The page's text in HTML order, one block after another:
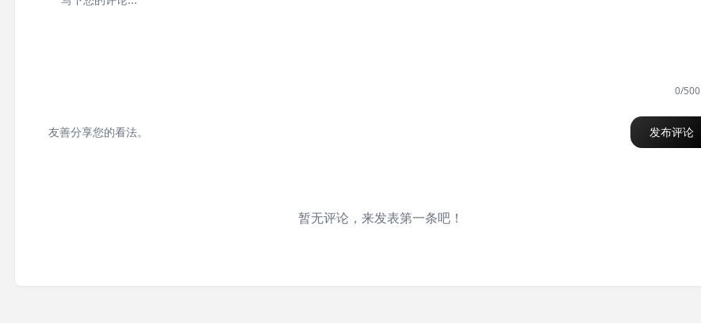
0/500
友善分享您的看法。 发布评论
暂无评论，来发表第一条吧！